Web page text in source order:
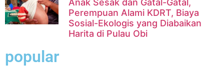
Anak Sesak dan Gatal-Gatal,
Perempuan Alami KDRT, Biaya
Sosial-Ekologis yang Diabaikan
Harita di Pulau Obi
popular